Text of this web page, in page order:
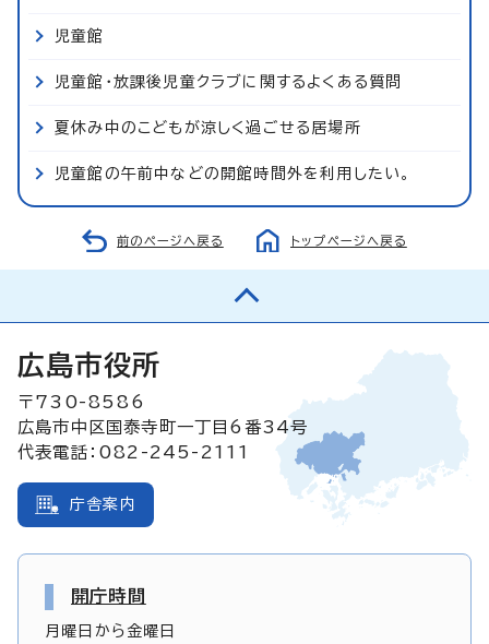
児童館
児童館・放課後児童クラブに関するよくある質問
夏休み中のこどもが涼しく過ごせる居場所
児童館の午前中などの開館時間外を利用したい。
前のページへ戻る トップページへ戻る
広島市役所
〒730-8586
広島市中区国泰寺町一丁目6番34号
代表電話：082-245-2111
庁舎案内
開庁時間
月曜日から金曜日